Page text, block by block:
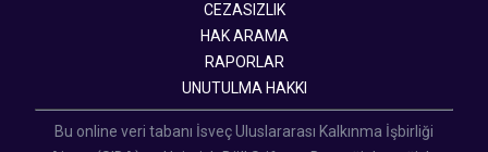
CEZASIZLIK
HAK ARAMA
RAPORLAR
UNUTULMA HAKKI
Bu online veri tabanı İsveç Uluslararası Kalkınma İşbirliği